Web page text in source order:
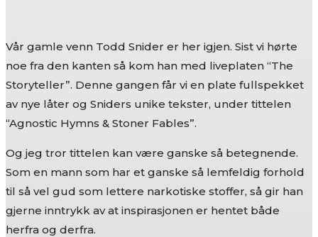
Vår gamle venn Todd Snider er her igjen. Sist vi hørte
noe fra den kanten så kom han med liveplaten “The
Storyteller”. Denne gangen får vi en plate fullspekket
av nye låter og Sniders unike tekster, under tittelen
“Agnostic Hymns & Stoner Fables”.
Og jeg tror tittelen kan være ganske så betegnende.
Som en mann som har et ganske så lemfeldig forhold
til så vel gud som lettere narkotiske stoffer, så gir han
gjerne inntrykk av at inspirasjonen er hentet både
herfra og derfra.